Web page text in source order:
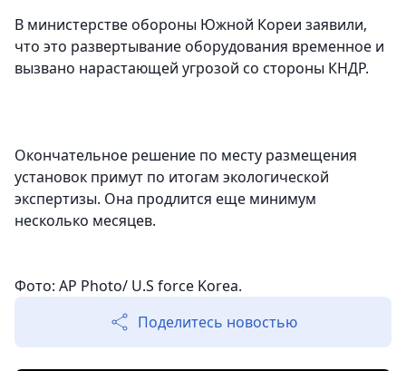
В министерстве обороны Южной Кореи заявили,
что это развертывание оборудования временное и
вызвано нарастающей угрозой со стороны КНДР.
Окончательное решение по месту размещения
установок примут по итогам экологической
экспертизы. Она продлится еще минимум
несколько месяцев.
Фото: AP Photo/ U.S force Korea.
Поделитесь новостью